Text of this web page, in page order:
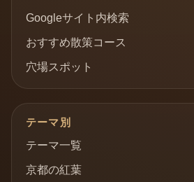
Googleサイト内検索
おすすめ散策コース
穴場スポット
テーマ別
テーマ一覧
京都の紅葉